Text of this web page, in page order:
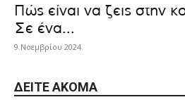
Πώς είναι να ζεις στην
Σε ένα...
9 Νοεμβρίου 2024
ΔΕΊΤΕ ΑΚΌΜΑ